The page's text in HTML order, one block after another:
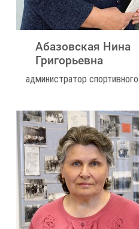
Абазовская Нина
Григорьевна
администратор